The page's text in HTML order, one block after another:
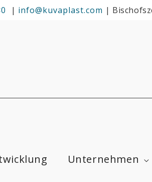
| info@kuvaplast.com |
Unternehmen